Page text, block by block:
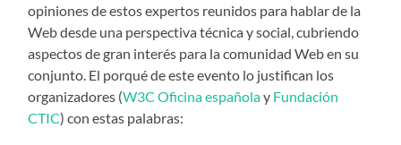
opiniones de estos expertos reunidos para hablar de la
Web desde una perspectiva técnica y social, cubriendo
aspectos de gran interés para la comunidad Web en su
conjunto. El porqué de este evento lo justifican los
organizadores (W3C Oficina españolay Fundación
CTIC) con estas palabras: